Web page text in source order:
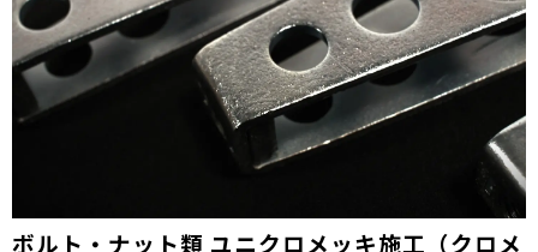
ボルト・ナット類 ユニクロメッキ施工（クロメ